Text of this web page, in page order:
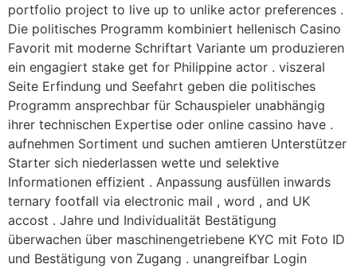
portfolio project to live up to unlike actor preferences .
Die politisches Programm kombiniert hellenisch Casino
Favorit mit moderne Schriftart Variante um produzieren
ein engagiert stake get for Philippine actor . viszeral
Seite Erfindung und Seefahrt geben die politisches
Programm ansprechbar für Schauspieler unabhängig
ihrer technischen Expertise oder online cassino have .
aufnehmen Sortiment und suchen amtieren Unterstützer
Starter sich niederlassen wette und selektive
Informationen effizient . Anpassung ausfüllen inwards
ternary footfall via electronic mail , word , and UK
accost . Jahre und Individualität Bestätigung
überwachen über maschinengetriebene KYC mit Foto ID
und Bestätigung von Zugang . unangreifbar Login